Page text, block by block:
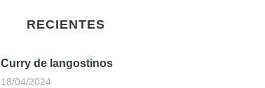
RECIENTES
Curry de langostinos
18/04/2024